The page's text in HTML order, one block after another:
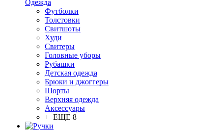
Одежда
Футболки
Толстовки
Свитшоты
Худи
Свитеры
Головные уборы
Рубашки
Детская одежда
Брюки и джоггеры
Шорты
Верхняя одежда
Аксессуары
+ ЕЩЕ 8